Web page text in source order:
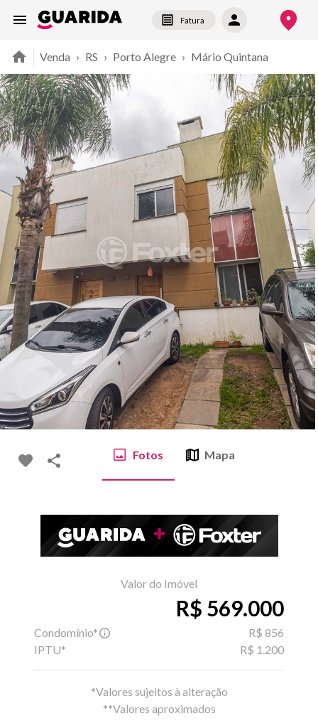
Fatura
Venda › RS › Porto Alegre › Mário Quintana
Fotos Mapa
Valor do Imóvel
R$ 569.000
Condomínio*
R$ 856
IPTU*
R$ 1.200
*Valores sujeitos à alteração
**Valores aproximados